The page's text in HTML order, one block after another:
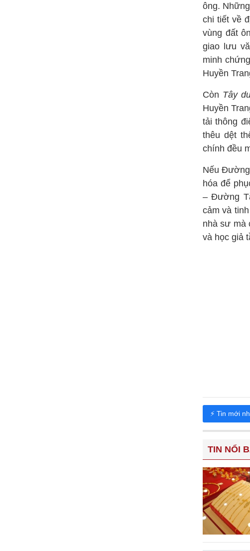
ông.
chi tiết về
vùng đất
giao lưu
minh
Huyền
Còn Tây
Huyền
tải thông
thêu dệt
chính đều
Nếu
hóa để
– Đường
cảm và
nhà sư mà
và học giả
⚡ Tin mới
TIN NỔI